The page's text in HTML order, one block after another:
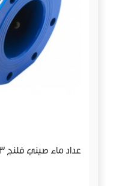
عداد ماء صيني فلنج 3 انش